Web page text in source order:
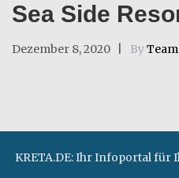
Sea Side
Dezember 8, 2020 By
KRETA.DE: Ihr Infoportal für